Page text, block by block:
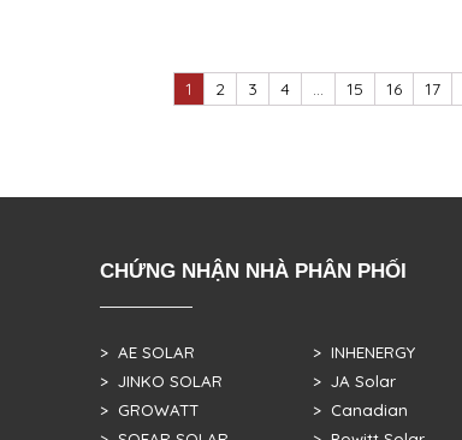
1 2 3 4 … 15 16 17
CHỨNG NHẬN NHÀ PHÂN PHỐI
> AE SOLAR
> JINKO SOLAR
> GROWATT
> INHENERGY
> JA Solar
> Canadian